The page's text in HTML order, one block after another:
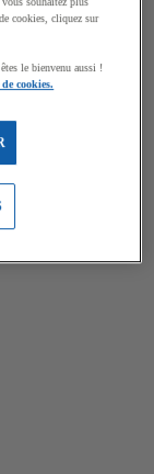
cookies, cliquez sur
le bienvenu aussi !
cookies.